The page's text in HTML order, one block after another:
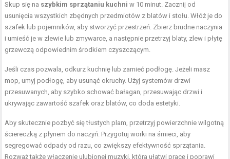
Skup się na szybkim sprzątaniu kuchni w 10 minut. Zacznij od
usunięcia wszystkich zbędnych przedmiotów z blatów i stołu. Włóż je do
szafek lub pojemników, aby stworzyć przestrzeń. Zbierz brudne naczynia
i umieść je w zlewie lub zmywarce, a następnie przetrzyj blaty, zlew i płytę
grzewczą odpowiednim środkiem czyszczącym.
Jeśli czas pozwala, odkurz kuchnię lub zamieć podłogę. Jeżeli masz
mop, umyj podłogę, aby usunąć okruchy. Użyj systemów drzwi
przesuwanych, aby szybko schować bałagan, przesuwając drzwi i
ukrywając zawartość szafek oraz blatów, co doda estetyki.
Aby skutecznie pozbyć się tłustych plam, przetrzyj powierzchnie wilgotną
ściereczką z płynem do naczyń. Przygotuj worki na śmieci, aby
segregować odpady od razu, co zwiększy efektywność sprzątania.
Rozważ także włączenie ulubionej muzyki, która ułatwi pracę i poprawi